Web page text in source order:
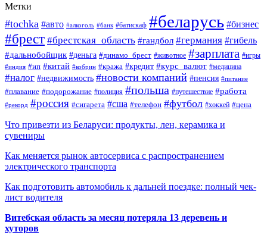
Метки
#tochka #авто #алкоголь #банк #батискаф #беларусь #бизнес
#брест #брестская_область #гандбол #германия #гибель
#дальнобойщик #деньга #динамо_брест #животное #зарплата #игры
#индия #ип #китай #кобрин #кража #кредит #курс_валют #медицина
#налог #недвижимость #новости компаний #пенсия #питание
#плавание #подорожание #полиция #польша #путешествие #работа
#рекорд #россия #сигарета #сша #телефон #футбол #хоккей #цена
Что привезти из Беларуси: продукты, лен, керамика и
сувениры
Как меняется рынок автосервиса с распространением
электрического транспорта
Как подготовить автомобиль к дальней поездке: полный чек-
лист водителя
Витебская область за месяц потеряла 13 деревень и
хуторов